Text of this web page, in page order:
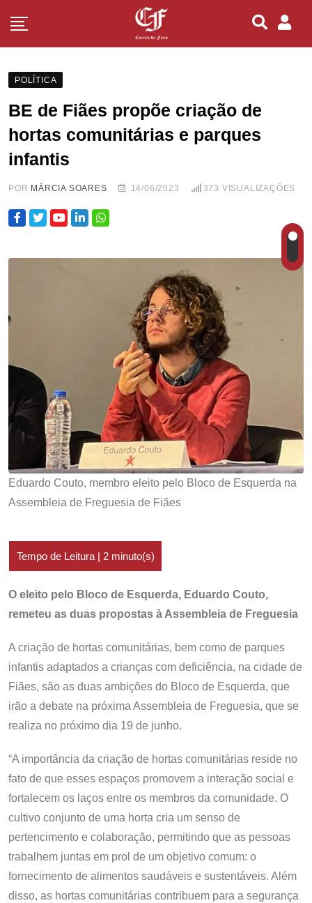
POLÍTICA
BE de Fiães propõe criação de
hortas comunitárias e parques
infantis
POR MÁRCIA SOARES 14/06/2023 373 VISUALIZAÇÕES
Eduardo Couto, membro eleito pelo Bloco de Esquerda na
Assembleia de Freguesia de Fiães
O eleito pelo Bloco de Esquerda, Eduardo Couto,
remeteu as duas propostas à Assembleia de Freguesia
A criação de hortas comunitárias, bem como de parques
infantis adaptados a crianças com deficiência, na cidade de
Fiães, são as duas ambições do Bloco de Esquerda, que
irão a debate na próxima Assembleia de Freguesia, que se
realiza no próximo dia 19 de junho.
“A importância da criação de hortas comunitárias reside no
fato de que esses espaços promovem a interação social e
fortalecem os laços entre os membros da comunidade. O
cultivo conjunto de uma horta cria um senso de
pertencimento e colaboração, permitindo que as pessoas
trabalhem juntas em prol de um objetivo comum: o
fornecimento de alimentos saudáveis e sustentáveis. Além
disso, as hortas comunitárias contribuem para a segurança